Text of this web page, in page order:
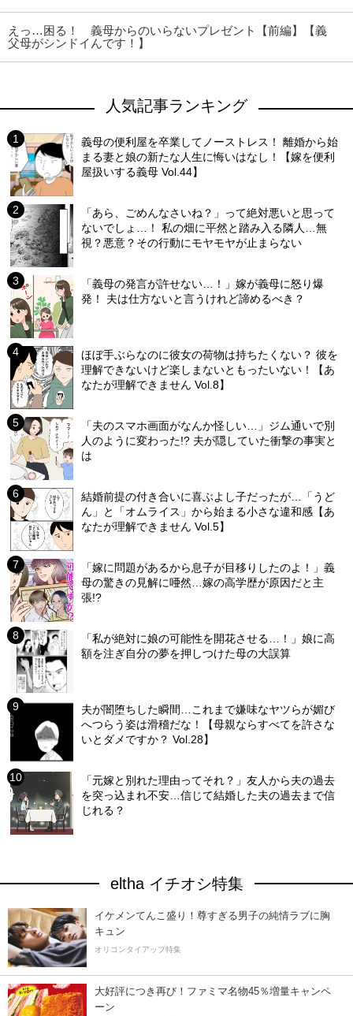
えっ…困る！ 義母からのいらないプレゼント【前編】【義
父母がシンドイんです！】
人気記事ランキング
義母の便利屋を卒業してノーストレス！ 離婚から始
まる妻と娘の新たな人生に悔いはなし！【嫁を便利
屋扱いする義母 Vol.44】
「あら、ごめんなさいね？」って絶対悪いと思って
ないでしょ…！ 私の畑に平然と踏み入る隣人…無
視？悪意？その行動にモヤモヤが止まらない
「義母の発言が許せない…！」嫁が義母に怒り爆
発！ 夫は仕方ないと言うけれど諦めるべき？
ほぼ手ぶらなのに彼女の荷物は持ちたくない？ 彼を
理解できないけど楽しまないともったいない！【あ
なたが理解できません Vol.8】
「夫のスマホ画面がなんか怪しい…」ジム通いで別
人のように変わった!? 夫が隠していた衝撃の事実と
は
結婚前提の付き合いに喜ぶよし子だったが…「うど
ん」と「オムライス」から始まる小さな違和感【あ
なたが理解できません Vol.5】
「嫁に問題があるから息子が目移りしたのよ！」義
母の驚きの見解に唖然…嫁の高学歴が原因だと主
張!?
「私が絶対に娘の可能性を開花させる…！」娘に高
額を注ぎ自分の夢を押しつけた母の大誤算
夫が闇堕ちした瞬間…これまで嫌味なヤツらが媚び
へつらう姿は滑稽だな！【母親ならすべてを許さな
いとダメですか？ Vol.28】
「元嫁と別れた理由ってそれ？」友人から夫の過去
を突っ込まれ不安…信じて結婚した夫の過去まで信
じれる？
eltha イチオシ特集
イケメンてんこ盛り！尊すぎる男子の純情ラブに胸
キュン
オリコンタイアップ特集
大好評につき再び！ファミマ名物45％増量キャンペ
ーン